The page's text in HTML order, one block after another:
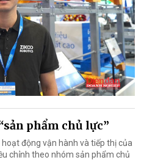
phẩm chủ lực”
động vận hành và tiếp thị của
chỉnh theo nhóm sản phẩm chủ